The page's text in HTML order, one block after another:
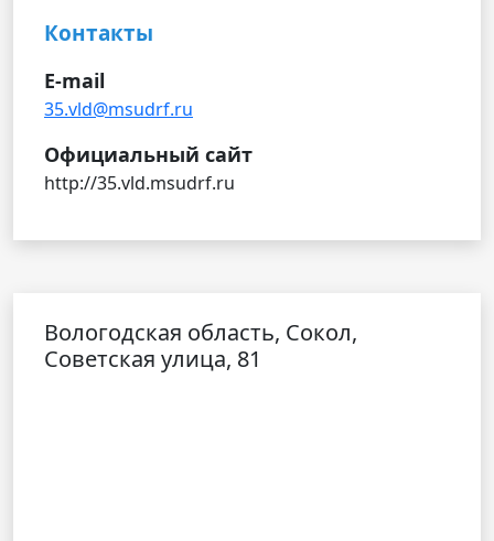
Контакты
E-mail
35.vld@msudrf.ru
Официальный сайт
http://35.vld.msudrf.ru
Вологодская область, Сокол,
Советская улица, 81